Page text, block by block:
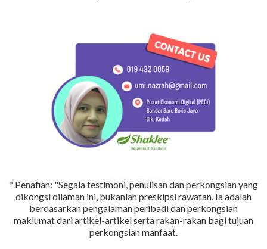
* Penafian: "Segala testimoni, penulisan dan perkongsian yang
dikongsi dilaman ini, bukanlah preskipsi rawatan. Ia adalah
berdasarkan pengalaman peribadi dan perkongsian
maklumat dari artikel-artikel serta rakan-rakan bagi tujuan
perkongsian manfaat.